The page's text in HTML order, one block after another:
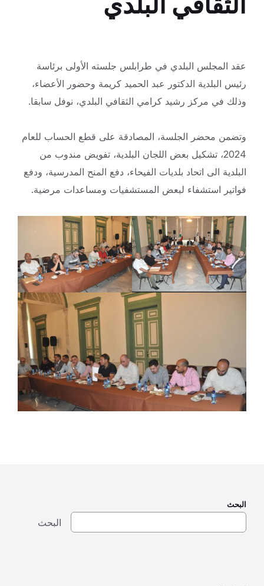
عقد المجلس البلدي في طرابلس جلسته الأولى برئاسة
رئيس البلدية الدكتور عبد الحميد كريمة وحضور الأعضاء،
وذلك في مركز رشيد كرامي الثقافي البلدي، نوفل سابقا.
وتضمن محضر الجلسة، المصادقة على قطع الحساب للعام
2024، تشكيل بعض اللجان البلدية، تفويض مندوب من
البلدية الى اتحاد بلديات الفيحاء، دفع المنح المدرسية، ودفع
فواتير استشفاء لبعض المستشفيات ومساعدات مرضية.
البحث
البحث